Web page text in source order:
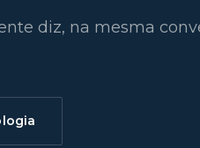
diz, na mesma